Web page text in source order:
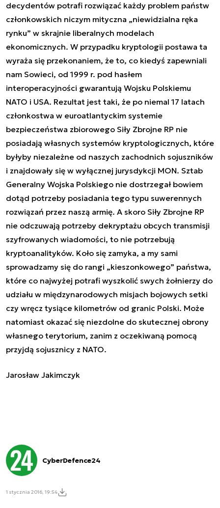
decydentów potrafi rozwiązać każdy problem państw
członkowskich niczym mityczna „niewidzialna ręka
rynku” w skrajnie liberalnych modelach
ekonomicznych. W przypadku kryptologii postawa ta
wyraża się przekonaniem, że to, co kiedyś zapewniali
nam Sowieci, od 1999 r. pod hasłem
interoperacyjności gwarantują Wojsku Polskiemu
NATO i USA. Rezultat jest taki, że po niemal 17 latach
członkostwa w euroatlantyckim systemie
bezpieczeństwa zbiorowego Siły Zbrojne RP nie
posiadają własnych systemów kryptologicznych, które
byłyby niezależne od naszych zachodnich sojuszników
i znajdowały się w wyłącznej jurysdykcji MON. Sztab
Generalny Wojska Polskiego nie dostrzegał bowiem
dotąd potrzeby posiadania tego typu suwerennych
rozwiązań przez naszą armię. A skoro Siły Zbrojne RP
nie odczuwają potrzeby dekryptażu obcych transmisji
szyfrowanych wiadomości, to nie potrzebują
kryptoanalityków. Koło się zamyka, a my sami
sprowadzamy się do rangi „kieszonkowego” państwa,
które co najwyżej potrafi wyszkolić swych żołnierzy do
udziału w międzynarodowych misjach bojowych setki
czy wręcz tysiące kilometrów od granic Polski. Może
natomiast okazać się niezdolne do skutecznej obrony
własnego terytorium, zanim z oczekiwaną pomocą
przyjdą sojusznicy z NATO.
Jarosław Jakimczyk
CyberDefence24
1 stycznia 2016, 19:54